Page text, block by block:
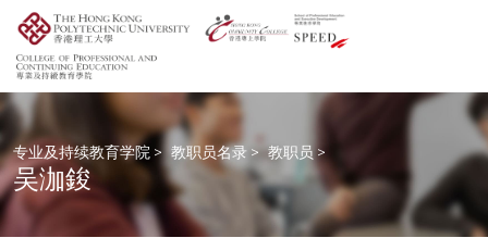
专业及持续教育学院 > 教职员名录 > 教职员 >
吴泇鋑